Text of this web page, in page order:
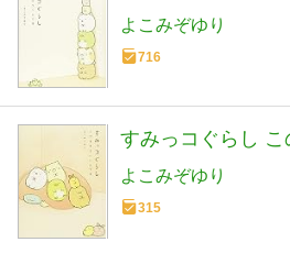
よこみぞゆり
716
すみっコぐらし
よこみぞゆり
315